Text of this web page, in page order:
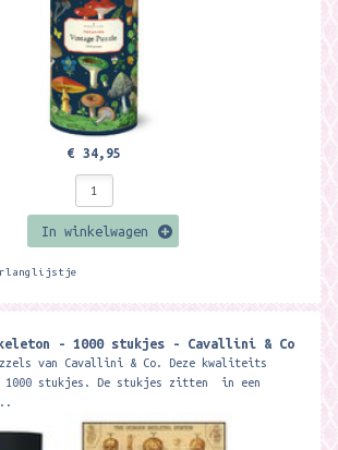
€ 34,95
In winkelwagen
- 1000 stukjes - Cavallini & Co
van Cavallini & Co. Deze kwaliteits
1000 stukjes. De stukjes zitten in een